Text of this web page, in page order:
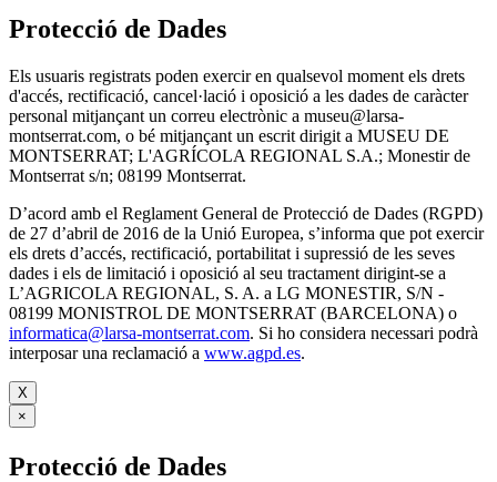
Protecció de Dades
Els usuaris registrats poden exercir en qualsevol moment els drets
d'accés, rectificació, cancel·lació i oposició a les dades de caràcter
personal mitjançant un correu electrònic a museu@larsa-
montserrat.com, o bé mitjançant un escrit dirigit a MUSEU DE
MONTSERRAT; L'AGRÍCOLA REGIONAL S.A.; Monestir de
Montserrat s/n; 08199 Montserrat.
D’acord amb el Reglament General de Protecció de Dades (RGPD)
de 27 d’abril de 2016 de la Unió Europea, s’informa que pot exercir
els drets d’accés, rectificació, portabilitat i supressió de les seves
dades i els de limitació i oposició al seu tractament dirigint-se a
L’AGRICOLA REGIONAL, S. A. a LG MONESTIR, S/N -
08199 MONISTROL DE MONTSERRAT (BARCELONA) o
informatica@larsa-montserrat.com. Si ho considera necessari podrà
interposar una reclamació a www.agpd.es.
X
×
Protecció de Dades